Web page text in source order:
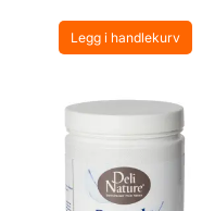
Legg i handlekurv